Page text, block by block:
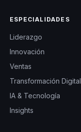
ESPECIALIDADES
Liderazgo
Innovación
Ventas
Transformación Digital
IA & Tecnología
Insights